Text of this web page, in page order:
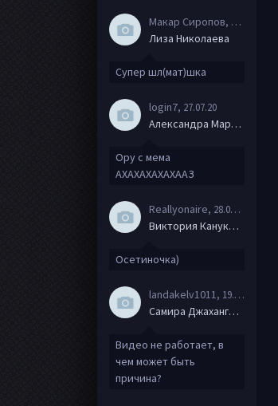
Макар Сиропов, 08.08.20
Лиза Николаева
Супер шл(мат)шка
login7, 27.07.20
Александра Маркова
Ору с мема
АХАХАХАХАХААЗ
Reallyonaire, 28.06.20
Виктория Канукова
Осетиночка)
landakelv1011 , 19.06.20
Самира Джахангирова
Видео не работает, в
чем может быть
причина?